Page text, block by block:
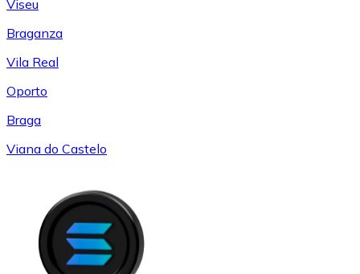
Viseu
Braganza
Vila Real
Oporto
Braga
Viana do Castelo